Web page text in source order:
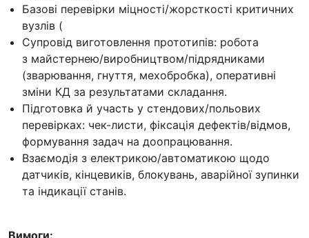
Базові перевірки міцності/жорсткості критичних
вузлів (
Супровід виготовлення прототипів: робота
з майстернею/виробництвом/підрядниками
(зварювання, гнуття, мехобробка), оперативні
зміни КД за результатами складання.
Підготовка й участь у стендових/польових
перевірках: чек-листи, фіксація дефектів/відмов,
формування задач на доопрацювання.
Взаємодія з електрикою/автоматикою щодо
датчиків, кінцевиків, блокувань, аварійної зупинки
та індикації станів.
Вимоги: